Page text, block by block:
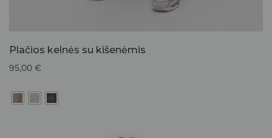
Plačios kelnės su kišenėmis
95,00 €